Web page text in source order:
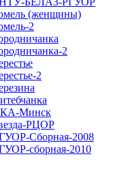
(женщины)
2
2
2
Минск
РЦОР
Сборная-2008
сборная-2010